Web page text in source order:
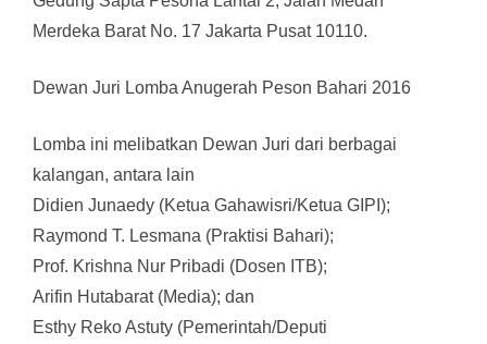
Merdeka Barat No. 17 Jakarta Pusat 10110.
Dewan Juri Lomba Anugerah Peson Bahari 2016
Lomba ini melibatkan Dewan Juri dari berbagai
kalangan, antara lain
Didien Junaedy (Ketua Gahawisri/Ketua GIPI);
Raymond T. Lesmana (Praktisi Bahari);
Prof. Krishna Nur Pribadi (Dosen ITB);
Arifin Hutabarat (Media); dan
Esthy Reko Astuty (Pemerintah/Deputi